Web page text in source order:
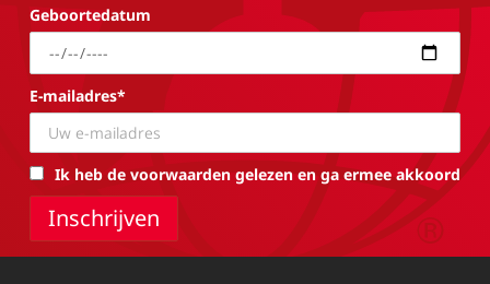
Geboortedatum
E-mailadres*
Ik heb de voorwaarden gelezen en ga ermee akkoord